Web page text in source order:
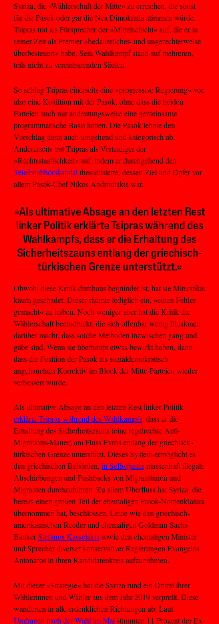
Syriza, die »Wählerschaft der Mitte« zu erreichen, die sonst
für die Pasok oder gar die Nea Dimokratia stimmen würde.
Tsipras trat als Fürsprecher der »Mittelschicht« auf, die er in
seiner Zeit als Premier »bedauerlicher- und ungerechterweise
überbesteuert« habe. Sein Wahlkampf stand auf mehreren,
teils nicht zu vereinbarenden Säulen.
So schlug Tsipras einerseits eine »progressive Regierung« vor,
also eine Koalition mit der Pasok, ohne dass die beiden
Parteien auch nur andeutungsweise eine gemeinsame
programmatische Basis hätten. Die Pasok lehnte den
Vorschlag dann auch umgehend und kategorisch ab.
Andererseits trat Tsipras als Verteidiger der
»Rechtsstaatlichkeit« auf, indem er durchgehend den
Telefonabhörskandal thematisierte, dessen Ziel und Opfer vor
allem Pasok-Chef Nikos Androulakis war.
»Als ultimative Absage an den letzten Rest
linker Politik erklärte Tsipras während des
Wahlkampfs, dass er die Erhaltung des
Sicherheitszauns entlang der griechisch-
türkischen Grenze unterstützt.«
Obwohl diese Kritik durchaus begründet ist, hat sie Mitsotakis
kaum geschadet. Dieser räumte lediglich ein, »einen Fehler
gemacht« zu haben. Noch weniger aber hat die Kritik die
Wählerschaft beeindruckt, die sich offenbar wenig Illusionen
darüber macht, dass solche Methoden inzwischen gang und
gäbe sind. Wenn sie überhaupt etwas bewirkt haben, dann,
dass die Position der Pasok als sozialdemokratisch
angehauchtes Korrektiv im Block der Mitte-Parteien wieder
verbessert wurde.
Als ultimative Absage an den letzten Rest linker Politik
erklärte Tsipras während des Wahlkampfs, dass er die
Erhaltung des Sicherheitszauns (eine regelrechte Anti-
Migrations-Mauer) am Fluss Evros entlang der griechisch-
türkischen Grenze unterstützt. Dieses System ermöglicht es
den griechischen Behörden, in Selbstjustizmassenhaft illegale
Abschiebungen und Pushbacks von Migrantinnen und
Migranten durchzuführen. Zu allem Überfluss hat Syriza, die
bereits einen großen Teil der ehemaligen Pasok-Nomenklatura
übernommen hat, beschlossen, Leute wie den griechisch-
amerikanischen Reeder und ehemaligen Goldman-Sachs-
BankerStefanos Kasselakissowie den ehemaligen Minister
und Sprecher diverser konservativer Regierungen Evangelos
Antonaros in ihren Kandidatenkreis aufzunehmen.
Mit dieser »Strategie« hat die Syriza rund ein Drittel ihrer
Wählerinnen und Wähler aus dem Jahr 2019 verprellt. Diese
wanderten in alle erdenklichen Richtungen ab: Laut
Umfragen nach der Wahl im Mai stimmten 11 Prozent der Ex-